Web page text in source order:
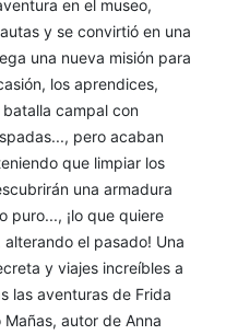
en el museo,
y se convirtió en una
una nueva misión para
los aprendices,
campal con
pero acaban
que limpiar los
una armadura
puro..., ¡lo que quiere
el pasado! Una
y viajes increíbles a
las aventuras de Frida
autor de Anna